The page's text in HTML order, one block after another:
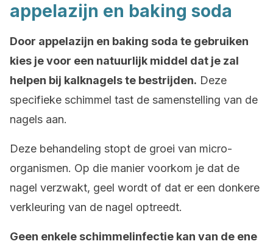
appelazijn en baking soda
Door appelazijn en baking soda te gebruiken
kies je voor een natuurlijk middel dat je zal
helpen bij kalknagels te bestrijden. Deze
specifieke schimmel tast de samenstelling van de
nagels aan.
Deze behandeling stopt de groei van micro-
organismen. Op die manier voorkom je dat de
nagel verzwakt, geel wordt of dat er een donkere
verkleuring van de nagel optreedt.
Geen enkele schimmelinfectie kan van de ene